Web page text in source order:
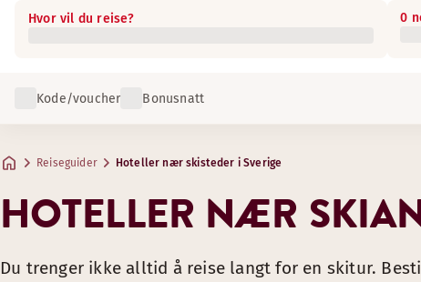
Hvor vil du reise? 0
Kode/voucher Bonusnatt
Reiseguider Hoteller nær skisteder i Sverige
HOTELLER NÆR
Du trenger ikke alltid å reise langt for en skitur.